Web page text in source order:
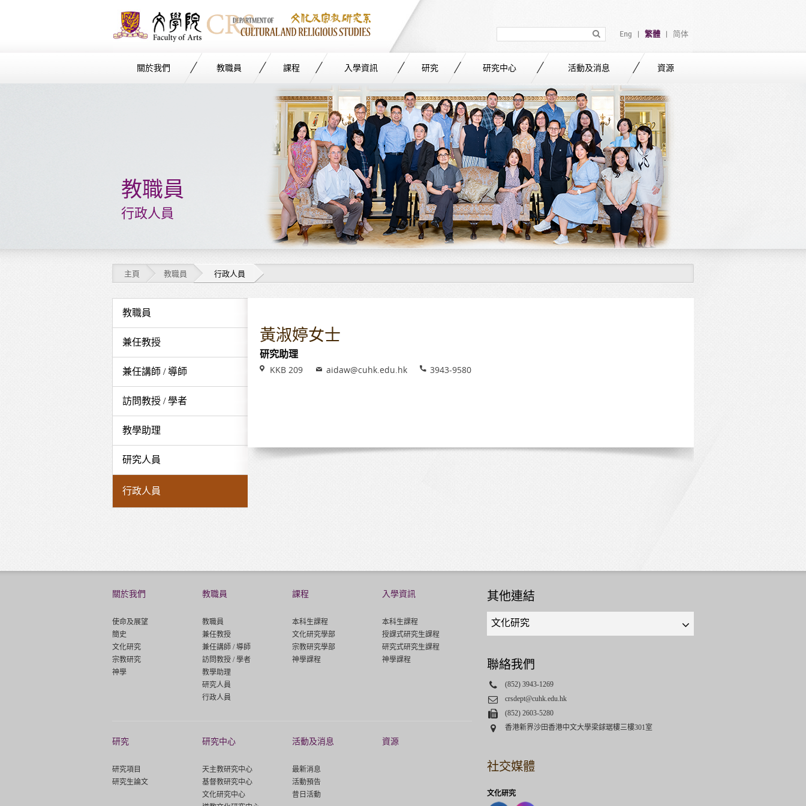
in
Eng 繁體 简体
關於我們 教職員 課程 入學資訊 研究 研究中心 活動及消息
資源
教職員
行政人員
主頁 教職員 行政人員
教
職
員
行
政
人
員
教職員
兼任教授
兼任講師 / 導師
訪問教授 / 學者
教學助理
研究人員
行政人員
黃淑婷女士
研究助理
VenueKKB 209 Emailaidaw@cuhk.edu.hk Phone3943-9580
關於我們
使命及展望
簡史
文化研究
宗教研究
神學
教職員
教職員
兼任教授
兼任講師 / 導師
訪問教授 / 學者
教學助理
研究人員
行政人員
課程
本科生課程
文化研究學部
宗教研究學部
神學課程
入學資訊
本科生課程
授課式研究生課程
研究式研究生課程
神學課程
研究
研究項目
研究生論文
研究中心
天主教研究中心
基督教研究中心
文化研究中心
活動及消息
最新消息
活動預告
昔日活動
資源
其他連結
Quick
links
select
文化研究
聯絡我們
Phone
(852) 3943-1269
Email
crsdept@cuhk.edu.hk
Fax(852) 2603-5280
Address
香港新界沙田香港中文大學梁銶琚樓三樓301室
社交媒體
文化研究